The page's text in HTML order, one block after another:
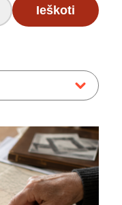
Ieškoti